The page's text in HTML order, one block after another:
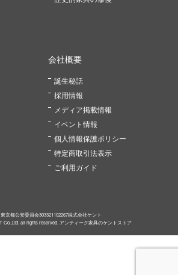
会社概要
誕生秘話
採用情報
メディア掲載情報
イベント情報
個人情報保護ポリシー
特定商取引法表示
ご利用ガイド
京都公安委員会303321102267株式会社ケント
Co.,Ltd. all rights reserved. アンティーク家具のケントストア